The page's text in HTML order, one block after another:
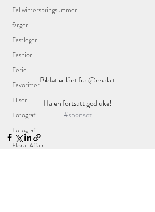
Fallwinterspringsummer
farger
Fastleger
Fashion
Ferie
Favoritter
Fliser
Fotografi
Fotograf
Floral Affair
Bildet er lånt fra @chalait
Ha en fortsatt god uke!
#sponset